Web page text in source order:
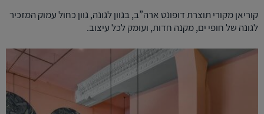
קוריאן מקורי תוצרת דופונט ארה”ב, בגוון לגונה, גוון כחול עמוק המזכיר
לגונה של חופי ים, מקנה חדות, ועומק לכל עיצוב.